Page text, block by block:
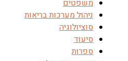
משפטים
ניהול מערכות בריאות
סוציולוגיה
סיעוד
ספרות